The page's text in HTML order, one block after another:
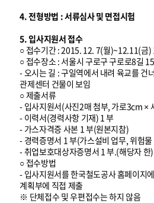
4. 전형방법 : 서류심사 및 면접시험
5. 입사지원서 접수
○ 접수기간 : 2015. 12. 7(월)~12.11(금
○ 접수장소 : 서울시 구로구 구로로8길
- 오시는 길 : 구일역에서 내려 육교를 건
관제센터 건물이 보임
○ 제출서류
- 입사지원서(사진2매 첨부, 가로3cm ×
- 이력서(경력사항 기재) 1 부
- 가스자격증 사본 1 부(원본지참)
- 경력증명서 1 부(가스설비 업무, 위험
- 취업보호대상자증명서 1 부.(해당자 한)
○ 접수방법
- 입사지원서를 한국철도공사 홈페이지
계획부에 직접 제출
※ 단체접수 및 우편접수는 하지 않음